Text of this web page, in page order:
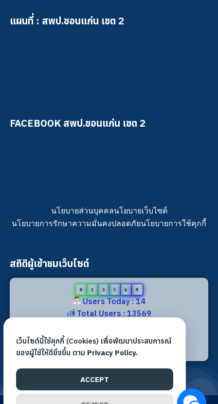
แผนที่ : สพป.ขอนแก่น เขต 2
FACEBOOK สพป.ขอนแก่น เขต 2
นโยบายส่วนบุคคลนโยบายเว็บไซต์
นโยบายการรักษาความมั่นคงปลอดภัยนโยบายการใช้คุกกี้
สถิติผู้เข้าชมเว็บไซต์
0 1 3 5 6 9
Users Today : 14
Total Users : 13569
Total views : 31526
Who's Online : 0
เว็บไซต์นี้ใช้คุกกี้ (Cookies) เพื่อพัฒนาประสบการณ์
ของผู้ใช้ให้ดียิ่งขึ้น ตาม Privacy Policy.
ACCEPT